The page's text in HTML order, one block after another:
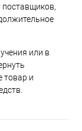
или в
товар и